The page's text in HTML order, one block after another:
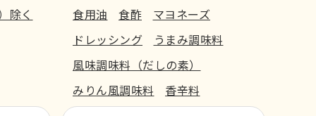
除く
食用油
食酢
マヨネーズ
ドレッシング
うまみ調味料
風味調味料（だしの素）
みりん風調味料
香辛料